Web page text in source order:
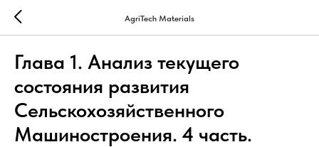
AgriTech Materials
Глава 1. Анализ текущего
состояния развития
Сельскохозяйственного
Машиностроения. 4 часть.